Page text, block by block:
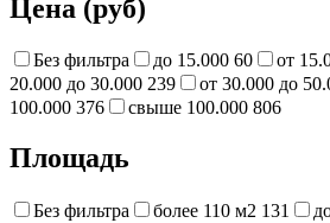
Цена (руб)
Без фильтра до 15.000 60 от
20.000 до 30.000 239 от 30.000 до
100.000 376 свыше 100.000 806
Площадь
Без фильтра более 110 м2 131